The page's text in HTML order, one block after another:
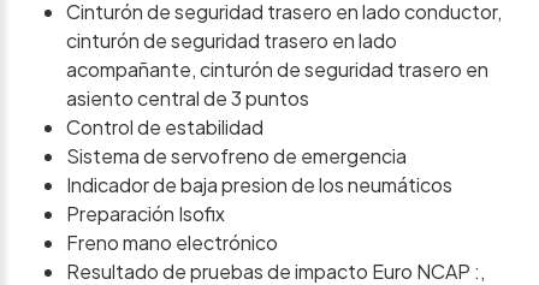
Cinturón de seguridad trasero en lado conductor,
cinturón de seguridad trasero en lado
acompañante, cinturón de seguridad trasero en
asiento central de 3 puntos
Control de estabilidad
Sistema de servofreno de emergencia
Indicador de baja presion de los neumáticos
Preparación Isofix
Freno mano electrónico
Resultado de pruebas de impacto Euro NCAP :,